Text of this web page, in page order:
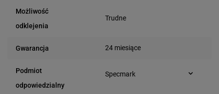
Możliwość
odklejenia
Trudne
Gwarancja 24 miesiące
Podmiot
odpowiedzialny
Specmark